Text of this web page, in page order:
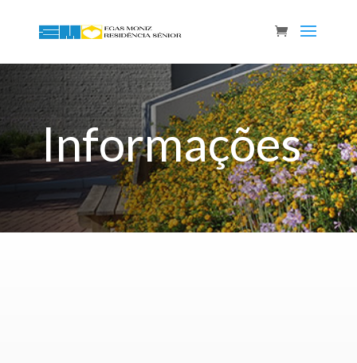
Informações